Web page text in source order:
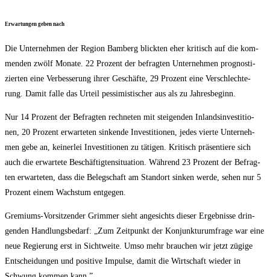
Erwar­tun­gen geben nach
Die Unter­neh­men der Regi­on Bam­berg blick­ten eher kri­tisch auf die kom­
men­den zwölf Mona­te. 22 Pro­zent der befrag­ten Unter­neh­men pro­gnos­ti­
zier­ten eine Ver­bes­se­rung ihrer Geschäf­te, 29 Pro­zent eine Ver­schlech­te­
rung. Damit fal­le das Urteil pes­si­mis­ti­scher aus als zu Jahresbeginn.
Nur 14 Pro­zent der Befrag­ten rech­ne­ten mit stei­gen­den Inlands­in­ves­ti­tio­
nen, 20 Pro­zent erwar­te­ten sin­ken­de Inves­ti­tio­nen, jedes vier­te Unter­neh­
men gebe an, kei­ner­lei Inves­ti­tio­nen zu täti­gen. Kri­tisch prä­sen­tie­re sich
auch die erwar­te­te Beschäf­tig­ten­si­tua­ti­on. Wäh­rend 23 Pro­zent der Befrag­
ten erwar­te­ten, dass die Beleg­schaft am Stand­ort sin­ken wer­de, sehen nur 5
Pro­zent einem Wachs­tum entgegen.
Gre­mi­ums-Vor­sit­zen­der Grim­mer sieht ange­sichts die­ser Ergeb­nis­se drin­
gen­den Hand­lungs­be­darf: „Zum Zeit­punkt der Kon­junk­tur­um­fra­ge war eine
neue Regie­rung erst in Sicht­wei­te. Umso mehr brau­chen wir jetzt zügi­ge
Ent­schei­dun­gen und posi­ti­ve Impul­se, damit die Wirt­schaft wie­der in